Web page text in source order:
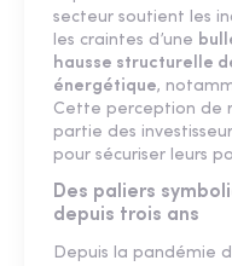
secteur soutient les
les craintes d’une
hausse structurelle
énergétique,
Cette perception de
partie des
pour sécuriser leurs
Des paliers
depuis trois ans
Depuis la pandémie